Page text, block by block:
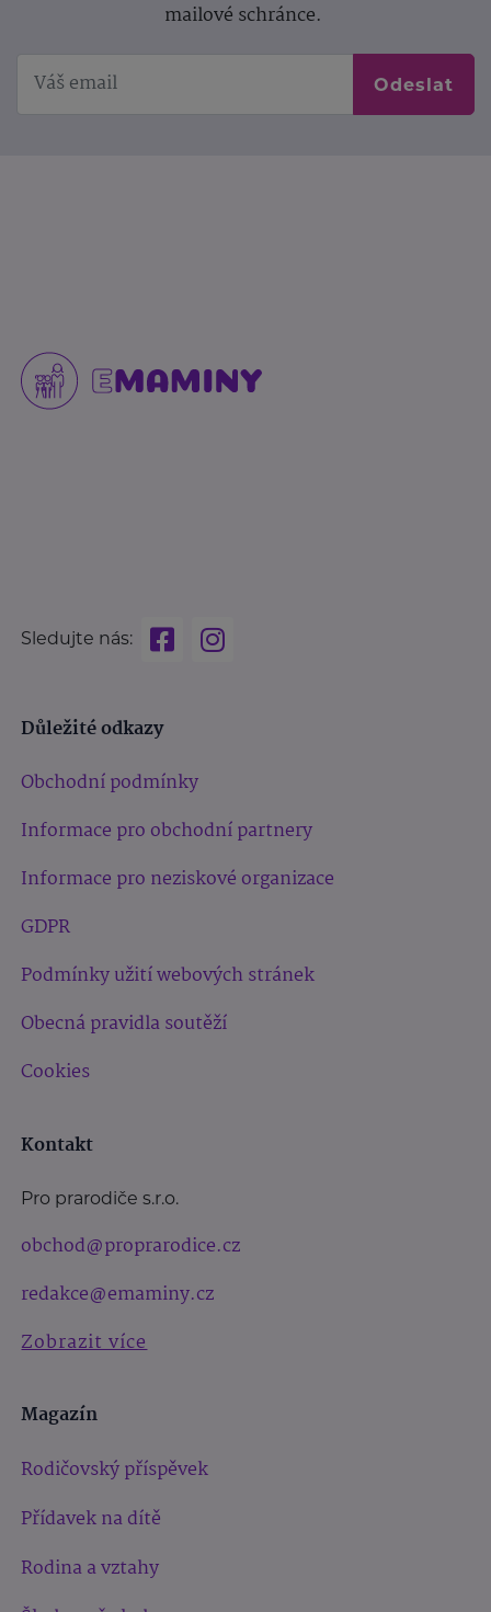
mailové schránce.
Odeslat
Sledujte nás:
Důležité odkazy
Obchodní podmínky
Informace pro obchodní partnery
Informace pro neziskové organizace
GDPR
Podmínky užití webových stránek
Obecná pravidla soutěží
Cookies
Kontakt
Pro prarodiče s.r.o.
obchod@proprarodice.cz
redakce@emaminy.cz
Zobrazit více
Magazín
Rodičovský příspěvek
Přídavek na dítě
Rodina a vztahy